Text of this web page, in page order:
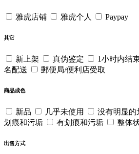
雅虎店铺 雅虎个人 Paypay
其它
新上架 真伪鉴定 1小时内结
名配送
郵便局/便利店受取
商品成色
新品 几乎未使用 没有明显的
划痕和污垢
有划痕和污垢 整体
出售方式